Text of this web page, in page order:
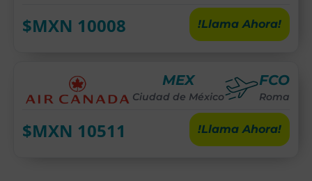
$MXN 10008 !Llama Ahora!
MEX
Ciudad de México
FCO
Roma
$MXN 10511 !Llama Ahora!